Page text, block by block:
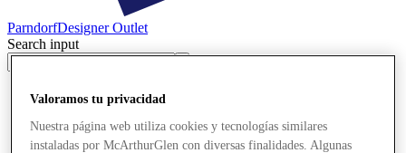
ParndorfDesigner Outlet
Search input
Valoramos tu privacidad
Nuestra página web utiliza cookies y tecnologías similares
instaladas por McArthurGlen con diversas finalidades. Algunas